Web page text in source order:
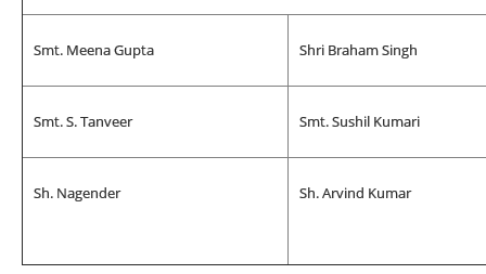
Smt. Meena Gupta Shri Braham Singh
Smt. S. Tanveer Smt. Sushil Kumari
Sh. Nagender Sh. Arvind Kumar